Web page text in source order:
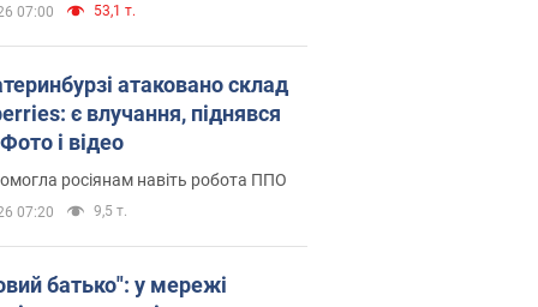
07:00 53,1 т.
атаковано склад
є влучання, піднявся
і відео
росіянам навіть робота ППО
07:20 9,5 т.
батько": у мережі